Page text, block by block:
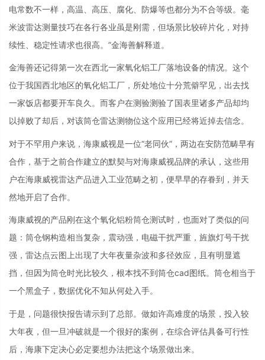
电常数不一样，高温、高压、腐化、防爆等也都分为不合等级。毫
米波雷达测量技巧在各行各业虽是刚需，但场景比较碎片化，对持
续性、稳定性请求也很高。”金海善解释道。
金海善还记得第一次在西北一家氧化铝工厂落地设备的情况。这个
位于我国西北地区的氧化铝工厂，所处地位十分荒僻罕见，出去找
一家饭店都要开车良久。而客户在测验测验了国表里诸多产品却均
以掉败了却后，对该筒仓雷达测物位这个应用已经将近掉去信念。
对于不罕用户来说，海康威视是一位“老同伙”，两边在安防范畴早有
合作，基于之前合作建立的默契与对海康威视品牌的承认，这些用
户在海康威视雷达产品进入工业范畴之初，便早早的存眷到，并天
然地开启了合作。
海康威视的产品刚在这个氧化铝粉筒仓测试时，也面对了类似的问
题：筒仓钢构造相当复杂，震动强，电磁干扰严重，旌旗灯号干扰
强，雷达点云图上出现了大年夜量杂波和多径效应，且有明显遮
挡，但因为筒仓时光比较久，根本找不到筒仓cad图纸。筒仓相当于
一个黑盒子，数据优化不知从何处入手。
于是，问题很快报告请示到了总部。做如许高难度的场景，投入较
大年夜，但一旦冲破就是一个很好的案例，在综合评估具备可行性
后，海康下定决心必定要想办法把这个场景做出来。